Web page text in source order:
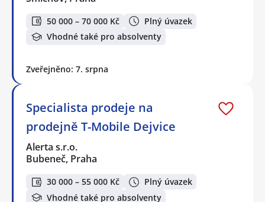
50 000 – 70 000 Kč
Plný úvazek
Vhodné také pro absolventy
Zveřejněno: 7. srpna
Specialista prodeje na
prodejně T-Mobile Dejvice
Alerta s.r.o.
Bubeneč, Praha
30 000 – 55 000 Kč
Plný úvazek
Vhodné také pro absolventy